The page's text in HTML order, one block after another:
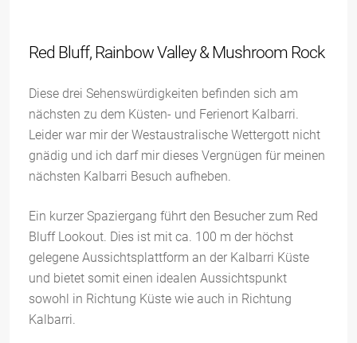
Red Bluff, Rainbow Valley & Mushroom Rock
Diese drei Sehenswürdigkeiten befinden sich am
nächsten zu dem Küsten- und Ferienort Kalbarri.
Leider war mir der Westaustralische Wettergott nicht
gnädig und ich darf mir dieses Vergnügen für meinen
nächsten Kalbarri Besuch aufheben.
Ein kurzer Spaziergang führt den Besucher zum Red
Bluff Lookout. Dies ist mit ca. 100 m der höchst
gelegene Aussichtsplattform an der Kalbarri Küste
und bietet somit einen idealen Aussichtspunkt
sowohl in Richtung Küste wie auch in Richtung
Kalbarri.